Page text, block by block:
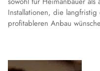
Installationen, die
profitableren Anbau